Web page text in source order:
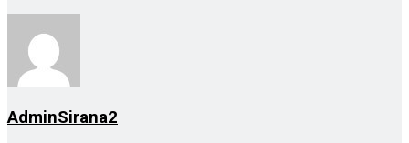
AdminSirana2